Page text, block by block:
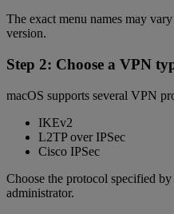
The exact menu names may
version.
Step 2: Choose a VPN
macOS supports several VPN
IKEv2
L2TP over IPSec
Cisco IPSec
Choose the protocol specified
administrator.